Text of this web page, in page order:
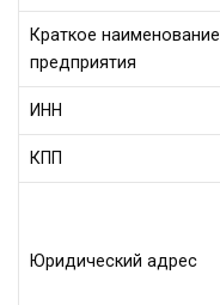
Краткое наименование
предприятия
ИНН
КПП
Юридический адрес